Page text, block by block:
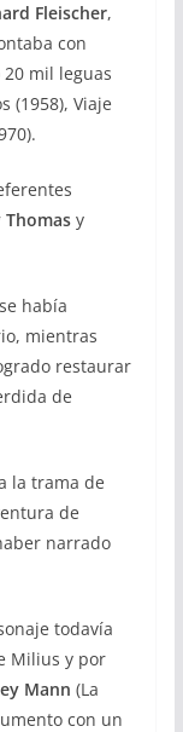
Fleischer,
con
mil leguas
(1958), Viaje
y
había
mientras
restaurar
de
la trama de
de
narrado
todavía
Milius y por
Mann (La
con un